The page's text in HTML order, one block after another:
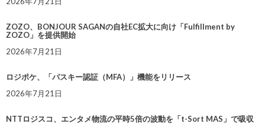
ZOZO、BONJOUR SAGANの自社EC拡大に向け「Fulfillment by
ZOZO」を提供開始
2026年7月21日
ロジポケ、「パスキー認証（MFA）」機能をリリース
2026年7月21日
NTTロジスコ、エンタメ物流の平時5倍の波動を「t-Sort MAS」で吸収